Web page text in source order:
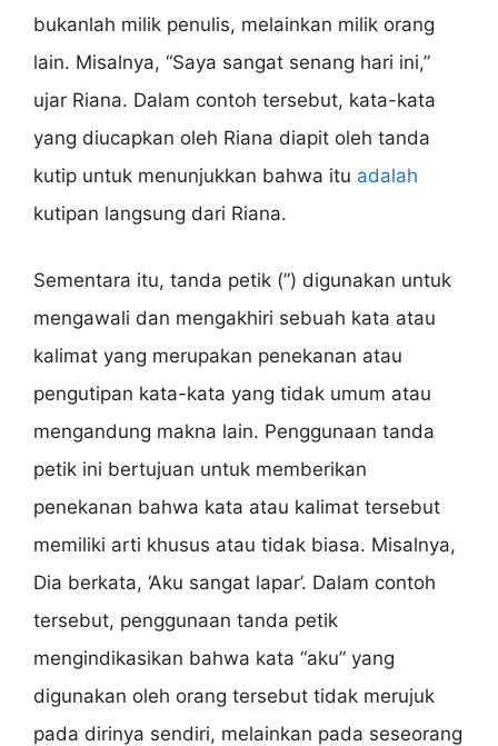
bukanlah milik penulis, melainkan milik orang
lain. Misalnya, “Saya sangat senang hari ini,”
ujar Riana. Dalam contoh tersebut, kata-kata
yang diucapkan oleh Riana diapit oleh tanda
kutip untuk menunjukkan bahwa itu adalah
kutipan langsung dari Riana.
Sementara itu, tanda petik (”) digunakan untuk
mengawali dan mengakhiri sebuah kata atau
kalimat yang merupakan penekanan atau
pengutipan kata-kata yang tidak umum atau
mengandung makna lain. Penggunaan tanda
petik ini bertujuan untuk memberikan
penekanan bahwa kata atau kalimat tersebut
memiliki arti khusus atau tidak biasa. Misalnya,
Dia berkata, ‘Aku sangat lapar’. Dalam contoh
tersebut, penggunaan tanda petik
mengindikasikan bahwa kata “aku” yang
digunakan oleh orang tersebut tidak merujuk
pada dirinya sendiri, melainkan pada seseorang